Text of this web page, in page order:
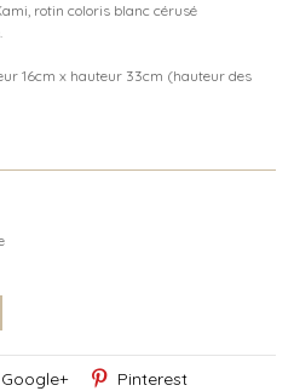
rotin coloris blanc cérusé
16cm x hauteur 33cm (hauteur des
Google+ Pinterest